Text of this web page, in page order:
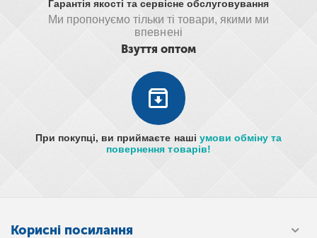
Гарантія якості та сервісне обслуговування
Ми пропонуємо тільки ті товари, якими ми
впевнені
Взуття оптом
При покупці, ви приймаєте наші умови обміну та
повернення товарів!
Корисні посилання